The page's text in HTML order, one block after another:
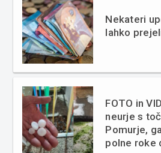
Nekateri
lahko
FOTO in
neurje s
Pomurje,
polne roke